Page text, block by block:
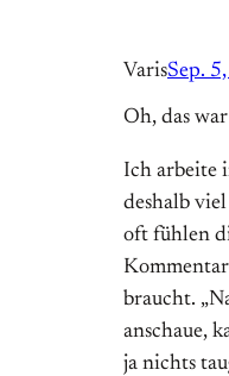
VarisSep.
Oh, das
Ich arbeite
deshalb
oft fühlen
braucht.
anschaue,
ja nichts